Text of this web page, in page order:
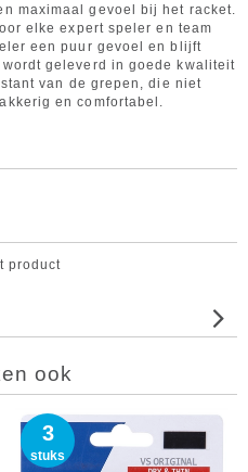
maximaal gevoel bij het racket.
elke expert speler en team
een puur gevoel en blijft
geleverd in goede kwaliteit
van de grepen, die niet
en comfortabel.
product
ook
3
stuks